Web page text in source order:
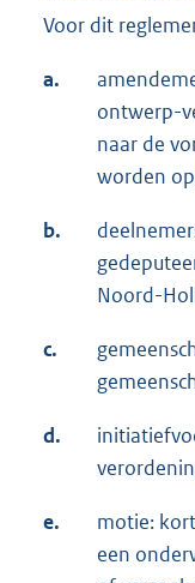
Voor dit
a.
ontwerp-
naar de
worden
b.
Noord-
c.
d.
e.
motie:
een